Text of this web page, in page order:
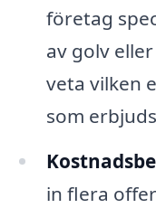
företag
av golv
veta vilken
som
in flera